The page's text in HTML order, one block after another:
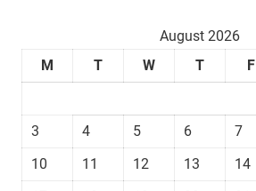
August 2026
M
T W T F
3
4 5 6 7
10
11 12 13 14